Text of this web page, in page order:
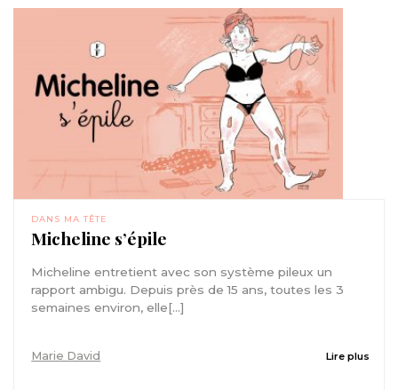
DANS MA TÊTE
Micheline s’épile
Micheline entretient avec son système pileux un
rapport ambigu. Depuis près de 15 ans, toutes les 3
semaines environ, elle[...]
Marie David Lire plus